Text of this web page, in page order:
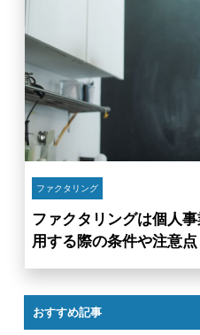
ファクタリング
ファクタリングは個人
用する際の条件や注意
おすすめ記事